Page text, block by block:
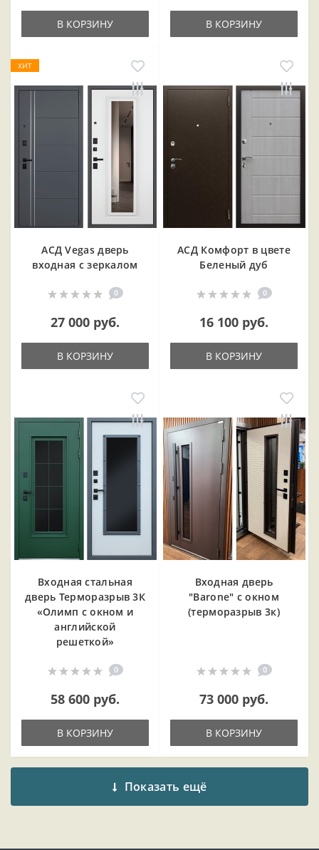
В КОРЗИНУ В КОРЗИНУ
ХИТ
АСД Vegas дверь
входная с зеркалом
0
27 000 руб.
В КОРЗИНУ
АСД Комфорт в цвете
Беленый дуб
0
16 100 руб.
В КОРЗИНУ
Входная cтальная
дверь Терморазрыв 3К
«Олимп с окном и
английской
решеткой»
0
58 600 руб.
В КОРЗИНУ
Входная дверь
"Barone" с окном
(терморазрыв 3к)
0
73 000 руб.
В КОРЗИНУ
Показать ещё